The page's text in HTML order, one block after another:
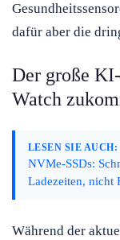
dafür aber die
Der große
Watch
LESEN SIE AUCH:
NVMe-SSDs:
Ladezeiten, nicht
Während der